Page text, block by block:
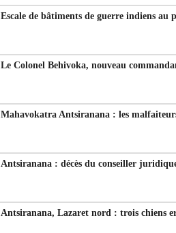
Escale de bâtiments de guerre indiens au
Le Colonel Behivoka, nouveau
Mahavokatra Antsiranana : les
Antsiranana : décès du conseiller
Antsiranana, Lazaret nord : trois chiens